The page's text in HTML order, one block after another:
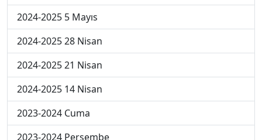
2024-2025 5 Mayıs
2024-2025 28 Nisan
2024-2025 21 Nisan
2024-2025 14 Nisan
2023-2024 Cuma
2023-2024 Perşembe